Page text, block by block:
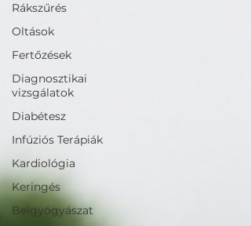
Rákszűrés
Oltások
Fertőzések
Diagnosztikai
vizsgálatok
Diabétesz
Infúziós Terápiák
Kardiológia
Keringés
Belgyógyászat